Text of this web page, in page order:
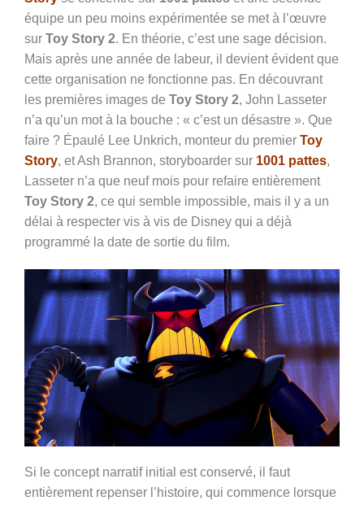
équipe un peu moins expérimentée se met à l’œuvre
sur Toy Story 2. En théorie, c’est une sage décision.
Mais après une année de labeur, il devient évident que
cette organisation ne fonctionne pas. En découvrant
les premières images de Toy Story 2, John Lasseter
n’a qu’un mot à la bouche : « c’est un désastre ». Que
faire ? Épaulé Lee Unkrich, monteur du premier Toy
Story, et Ash Brannon, storyboarder sur 1001 pattes,
Lasseter n’a que neuf mois pour refaire entièrement
Toy Story 2, ce qui semble impossible, mais il y a un
délai à respecter vis à vis de Disney qui a déjà
programmé la date de sortie du film.
Si le concept narratif initial est conservé, il faut
entièrement repenser l’histoire, qui commence lorsque